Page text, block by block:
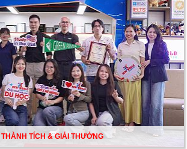
Du học Mỹ năm 2026: Cơ hội học tập và trải nghiệm tại
nền giáo dục hàng đầu
TƯ VẤN DU HỌC TOÀN DIỆN – BƯỚC ĐỆM VỮNG
CHẮC TỪ NEW WORLD EDUCATION
DU HỌC ÚC DẦN TRỞ THÀNH LỰA CHỌN HÀNG
ĐẦU CỦA DU HỌC SINH NĂM 2026 – VÀ TẤT CẢ
ĐỀU CÓ LÝ DO!!
THÀNH TÍCH & GIẢI THƯỞNG